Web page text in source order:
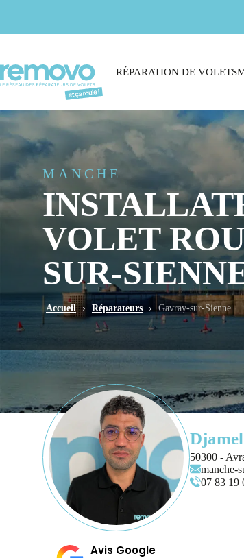
RÉPARATION DE VOLETS
MANCHE
VOLET
SUR-
Accueil › Réparateurs › Gavray-sur-Sienne
50300 -
manche-
07 83 19
Avis Google